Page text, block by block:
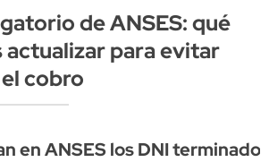
de ANSES: qué
actualizar para evitar
cobro
en ANSES los DNI